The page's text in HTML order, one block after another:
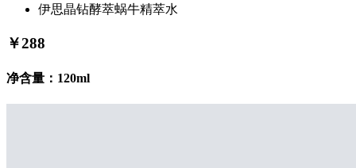
伊思晶钻酵萃蜗牛精萃水
￥288
净含量：120ml